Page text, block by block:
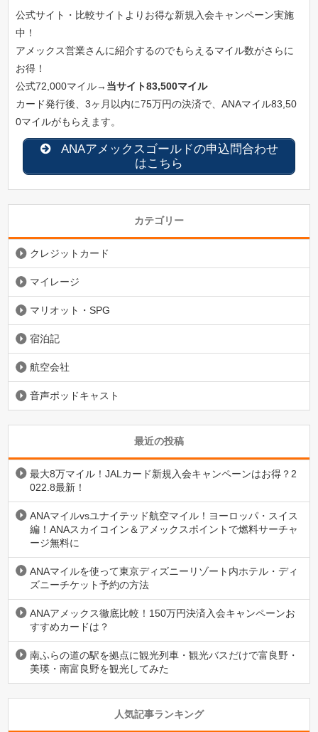
公式サイト・比較サイトよりお得な新規入会キャンペーン実施
中！
アメックス営業さんに紹介するのでもらえるマイル数がさらに
お得！
公式72,000マイル→ 当サイト83,500マイル
カード発行後、3ヶ月以内に75万円の決済で、ANAマイル83,50
0マイルがもらえます。
ANAアメックスゴールドの申込問合わせ
はこちら
カテゴリー
クレジットカード
マイレージ
マリオット・SPG
宿泊記
航空会社
音声ポッドキャスト
最近の投稿
最大8万マイル！JALカード新規入会キャンペーンはお得？2
022.8最新！
ANAマイルvsユナイテッド航空マイル！ヨーロッパ・スイス
編！ANAスカイコイン＆アメックスポイントで燃料サーチャ
ージ無料に
ANAマイルを使って東京ディズニーリゾート内ホテル・ディ
ズニーチケット予約の方法
ANAアメックス徹底比較！150万円決済入会キャンペーンお
すすめカードは？
南ふらの道の駅を拠点に観光列車・観光バスだけで富良野・
美瑛・南富良野を観光してみた
人気記事ランキング